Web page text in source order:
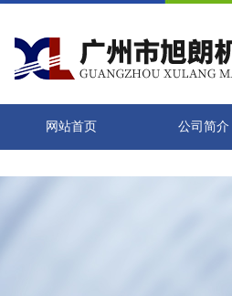
网站首页 公司简介